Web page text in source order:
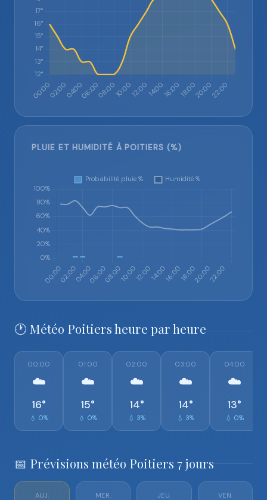
PLUIE ET HUMIDITÉ À POITIERS (%)
🕐 Météo Poitiers heure par heure
00:00
☁️
16°
💧 0%
01:00
☁️
15°
💧 0%
02:00
☁️
14°
💧 3%
03:00
☁️
14°
💧 3%
04:00
☁️
13°
💧 0%
📅 Prévisions météo Poitiers 7 jours
AUJ. MER. JEU. VEN.